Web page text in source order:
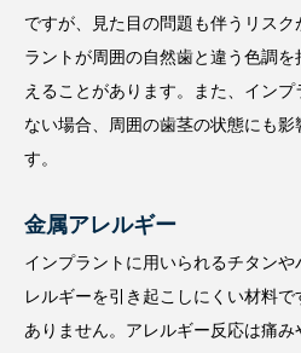
ですが、見た目の問題も伴うリス
ラントが周囲の自然歯と違う色調
えることがあります。また、イン
ない場合、周囲の歯茎の状態にも影
す。
金属アレルギー
インプラントに用いられるチタン
レルギーを引き起こしにくい材料
ありません。アレルギー反応は痛